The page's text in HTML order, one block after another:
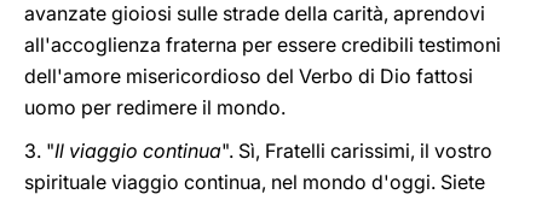
avanzate gioiosi sulle strade della carità, aprendovi
all'accoglienza fraterna per essere credibili testimoni
dell'amore misericordioso del Verbo di Dio fattosi
uomo per redimere il mondo.
3. "Il viaggio continua". Sì, Fratelli carissimi, il vostro
spirituale viaggio continua, nel mondo d'oggi. Siete